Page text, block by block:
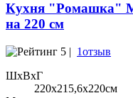
Кухня "Ромашка"
на 220 см
5 | 1отзыв
ШхВхГ
220x215,6х220см